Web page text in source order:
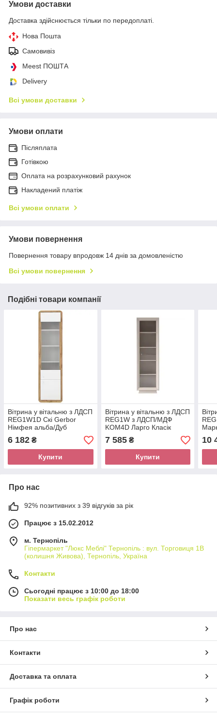
Умови доставки
Доставка здійснюється тільки по передоплаті.
Нова Пошта
Самовивіз
Meest ПОШТА
Delivery
Всі умови доставки
Умови оплати
Післяплата
Готівкою
Оплата на розрахунковий рахунок
Накладений платіж
Всі умови оплати
Умови повернення
Повернення товару впродовж 14 днів за домовленістю
Всі умови повернення
Подібні товари компанії
Вітрина у вітальню з ЛДСП
REG1W1D Скі Gerbor
Німфея альба/Дуб
6 182 ₴
Купити
Вітрина у вітальню з ЛДСП
REG1W з ЛДСП/МДФ
KOM4D Ларго Класік
7 585₴
Купити
10
Про нас
92% позитивних з 39 відгуків за рік
Працює з 15.02.2012
м. Тернопіль
Гіпермаркет "Люкс Меблі" Тернопіль : вул. Торговиця 1В
(колишня Живова), Тернопіль, Україна
Контакти
Сьогодні працює з 10:00 до 18:00
Показати весь графік роботи
Про нас
Контакти
Доставка та оплата
Графік роботи